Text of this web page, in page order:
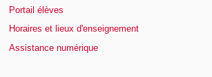
Portail élèves
Horaires et lieux d'enseignement
Assistance numérique